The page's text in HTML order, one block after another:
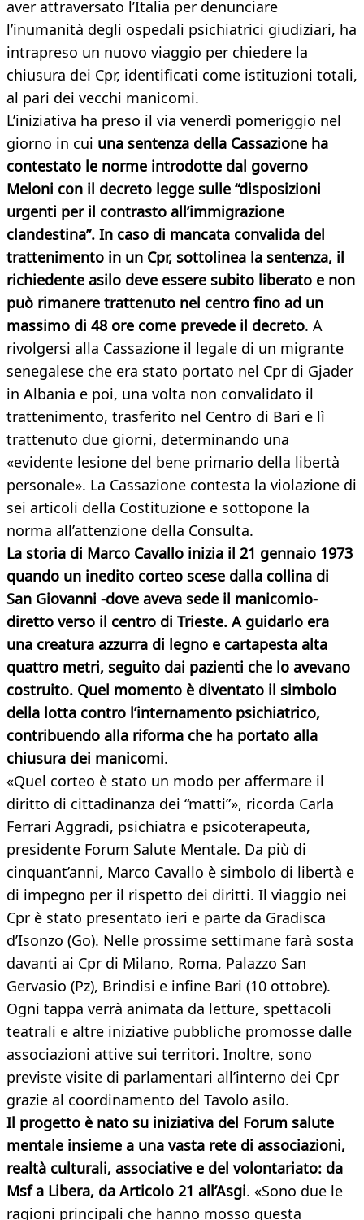
aver attraversato l’Italia per denunciare
l’inumanità degli ospedali psichiatrici giudiziari, ha
intrapreso un nuovo viaggio per chiedere la
chiusura dei Cpr, identificati come istituzioni totali,
al pari dei vecchi manicomi.
L’iniziativa ha preso il via venerdì pomeriggio nel
giorno in cui una sentenza della Cassazione ha
contestato le norme introdotte dal governo
Meloni con il decreto legge sulle “disposizioni
urgenti per il contrasto all’immigrazione
clandestina”. In caso di mancata convalida del
trattenimento in un Cpr, sottolinea la sentenza, il
richiedente asilo deve essere subito liberato e non
può rimanere trattenuto nel centro fino ad un
massimo di 48 ore come prevede il decreto. A
rivolgersi alla Cassazione il legale di un migrante
senegalese che era stato portato nel Cpr di Gjader
in Albania e poi, una volta non convalidato il
trattenimento, trasferito nel Centro di Bari e lì
trattenuto due giorni, determinando una
«evidente lesione del bene primario della libertà
personale». La Cassazione contesta la violazione di
sei articoli della Costituzione e sottopone la
norma all’attenzione della Consulta.
La storia di Marco Cavallo inizia il 21 gennaio 1973
quando un inedito corteo scese dalla collina di
San Giovanni -dove aveva sede il manicomio-
diretto verso il centro di Trieste. A guidarlo era
una creatura azzurra di legno e cartapesta alta
quattro metri, seguito dai pazienti che lo avevano
costruito. Quel momento è diventato il simbolo
della lotta contro l’internamento psichiatrico,
contribuendo alla riforma che ha portato alla
chiusura dei manicomi.
«Quel corteo è stato un modo per affermare il
diritto di cittadinanza dei “matti”», ricorda Carla
Ferrari Aggradi, psichiatra e psicoterapeuta,
presidente Forum Salute Mentale. Da più di
cinquant’anni, Marco Cavallo è simbolo di libertà e
di impegno per il rispetto dei diritti. Il viaggio nei
Cpr è stato presentato ieri e parte da Gradisca
d’Isonzo (Go). Nelle prossime settimane farà sosta
davanti ai Cpr di Milano, Roma, Palazzo San
Gervasio (Pz), Brindisi e infine Bari (10 ottobre).
Ogni tappa verrà animata da letture, spettacoli
teatrali e altre iniziative pubbliche promosse dalle
associazioni attive sui territori. Inoltre, sono
previste visite di parlamentari all’interno dei Cpr
grazie al coordinamento del Tavolo asilo.
Il progetto è nato su iniziativa del Forum salute
mentale insieme a una vasta rete di associazioni,
realtà culturali, associative e del volontariato: da
Msf a Libera, da Articolo 21 all’Asgi. «Sono due le
ragioni principali che hanno mosso questa